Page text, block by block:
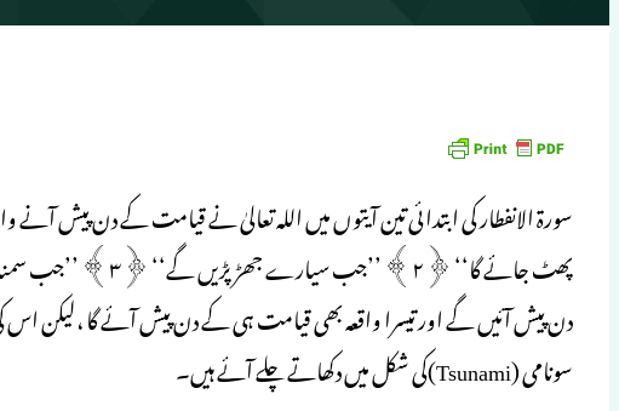
پھٹ جائے گا‘‘ ﴿۲﴾
دن پیش آئیں گے اور تیسرا واقعہ بھی قیامت ہی کے دن پیش آئے گا ،لیکن اس کی
سونامی (Tsunami)کی شکل میں دکھاتے چلے آئے ہیں۔